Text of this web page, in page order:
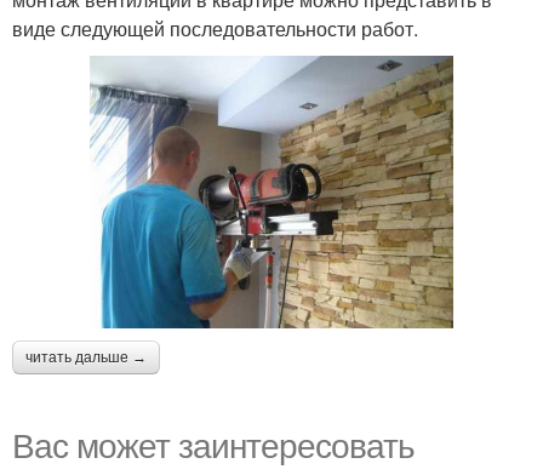
виде следующей последовательности работ.
читать дальше →
Вас может заинтересовать